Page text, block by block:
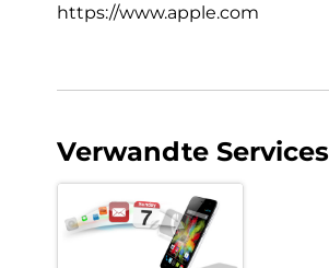
https://www.apple.com
Verwandte Services